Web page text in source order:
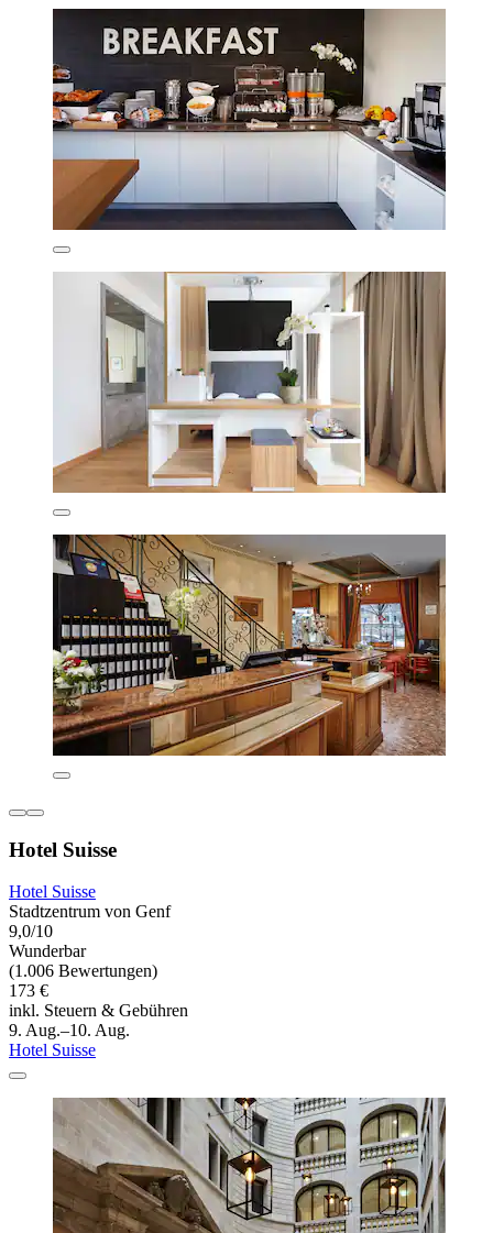
Hotel Suisse
Hotel Suisse
Stadtzentrum von Genf
9,0/10
Wunderbar
(1.006 Bewertungen)
173 €
inkl. Steuern & Gebühren
9. Aug.–10. Aug.
Hotel Suisse